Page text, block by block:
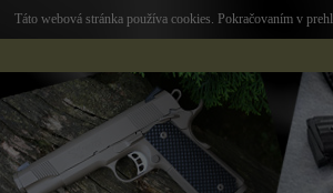
Táto webová stránka používa cookies. Pokračovaním v